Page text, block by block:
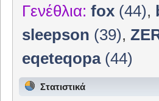
Γενέθλια: fox (44),
sleepson (39),
eqeteqopa(44)
Στατιστικά